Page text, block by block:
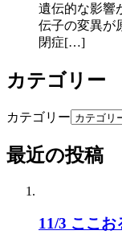
遺伝的な影響
伝子の変異が
閉症[…]
カテゴリー
カテゴリー
最近の投稿
11/3 ここ